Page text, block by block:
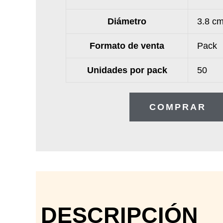
Diámetro 3.8
Formato de venta Pack
Unidades por pack 50
COMPRAR
DESCRIPCIÓN